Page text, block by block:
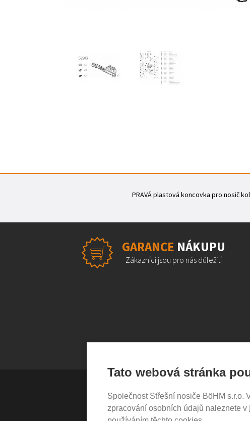
Tato webová stránka
Společnost Střešní nosiče BöHM s.r.o.
zpracování osobních údajů naleznete v
PRAVÁ plastová koncovka pro nosič
GARANCE NÁKUPU
Zákazníci jsou pro nás důležití
VŠE O NÁKUPU